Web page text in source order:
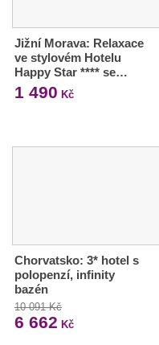
Jižní Morava: Relaxace
ve stylovém Hotelu
Happy Star **** se…
1 490 Kč
Chorvatsko: 3* hotel s
polopenzí, infinity
bazén
10 091 Kč
6 662 Kč